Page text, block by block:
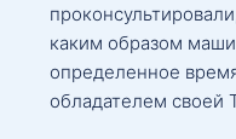
каким образом
определенное
обладателем своей